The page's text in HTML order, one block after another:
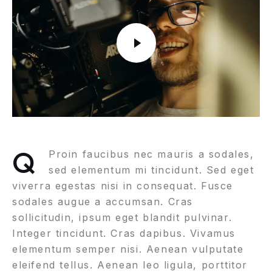
Q
Proin faucibus nec mauris a sodales,
sed elementum mi tincidunt. Sed eget
viverra egestas nisi in consequat. Fusce
sodales augue a accumsan. Cras
sollicitudin, ipsum eget blandit pulvinar.
Integer tincidunt. Cras dapibus. Vivamus
elementum semper nisi. Aenean vulputate
eleifend tellus. Aenean leo ligula, porttitor